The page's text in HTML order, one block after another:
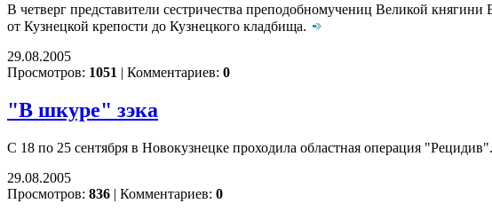
В четверг представители сестричества преподобномучениц Великой
от Кузнецкой крепости до Кузнецкого кладбища.
29.08.2005
Просмотров: 1051 | Комментариев: 0
"В шкуре" зэка
С 18 по 25 сентября в Новокузнецке проходила областная операция "Рецидив".
29.08.2005
Просмотров: 836 | Комментариев: 0